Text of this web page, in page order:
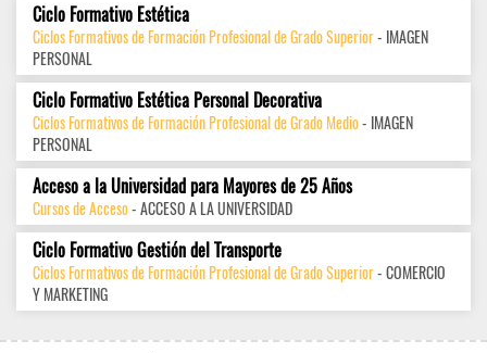
Ciclo Formativo Estética
Ciclos Formativos de Formación Profesional de Grado Superior- IMAGEN
PERSONAL
Ciclo Formativo Estética Personal Decorativa
Ciclos Formativos de Formación Profesional de Grado Medio- IMAGEN
PERSONAL
Acceso a la Universidad para Mayores de 25 Años
Cursos de Acceso- ACCESO A LA UNIVERSIDAD
Ciclo Formativo Gestión del Transporte
Ciclos Formativos de Formación Profesional de Grado Superior- COMERCIO
Y MARKETING